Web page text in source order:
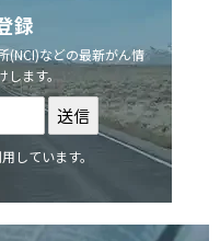
録
(NCI)などの最新がん情
ます。
しています。